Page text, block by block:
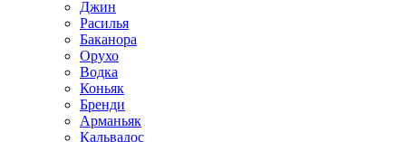
Джин
Расилья
Баканора
Орухо
Водка
Коньяк
Бренди
Арманьяк
Кальвадос